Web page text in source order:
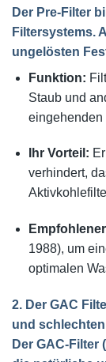
Der Pre-Filter
Filtersystems.
ungelösten
Funktion:
Staub und
eingehenden
Ihr Vorteil:
verhindert,
1988), um
optimalen
2. Der GAC
und
Der GAC-Filter